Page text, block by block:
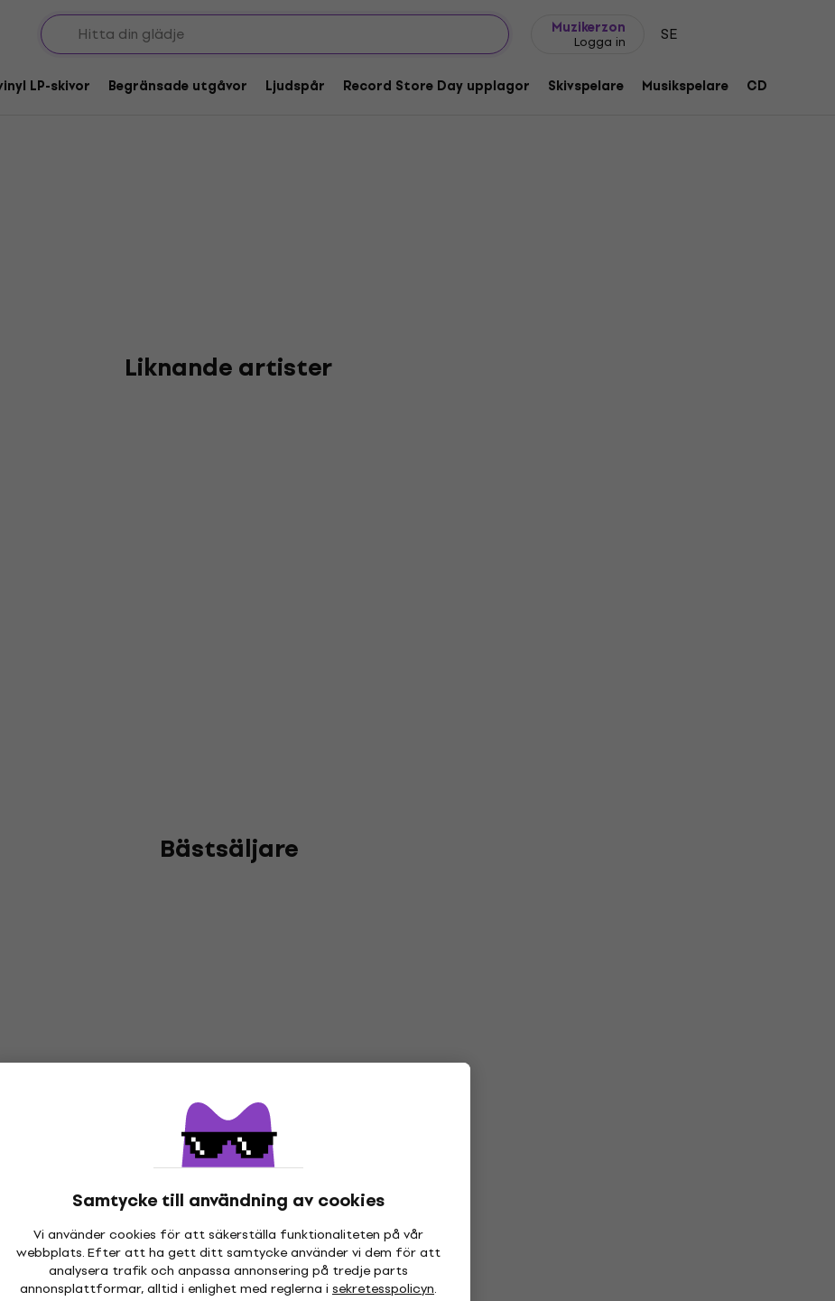
Muzikerzon
Logga in SE
LP-skivor Begränsade utgåvor Ljudspår Record Store Day upplagor Skivspelare Musikspelare CD
Samtycke till användning av cookies
Vi använder cookies för att säkerställa funktionaliteten på vår
webbplats. Efter att ha gett ditt samtycke använder vi dem för att
analysera trafik och anpassa annonsering på tredje parts
annonsplattformar, alltid i enlighet med reglerna i sekretesspolicyn.
Liknande artister
Bästsäljare